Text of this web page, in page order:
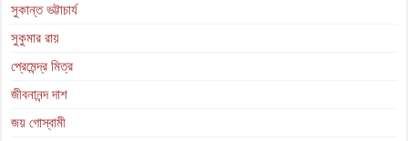
সুকান্ত ভট্টাচার্য
সুকুমার রায়
প্রেমেন্দ্র মিত্র
জীবনানন্দ দাশ
জয় গোস্বামী